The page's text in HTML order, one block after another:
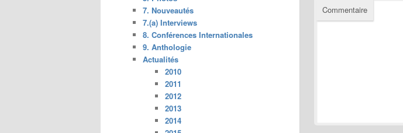
Commentaire
7. Nouveautés
7.(a) Interviews
8. Conférences Internationales
9. Anthologie
Actualités
2010
2011
2012
2013
2014